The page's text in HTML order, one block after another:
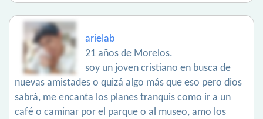
arielab
21 años de Morelos.
soy un joven cristiano en busca de
nuevas amistades o quizá algo más que eso pero dios
sabrá, me encanta los planes tranquis como ir a un
café o caminar por el parque o al museo, amo los